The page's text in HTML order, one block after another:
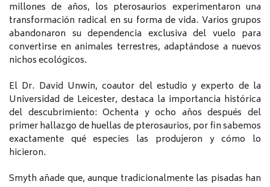
millones de años, los pterosaurios experimentaron una
transformación radical en su forma de vida. Varios grupos
abandonaron su dependencia exclusiva del vuelo para
convertirse en animales terrestres, adaptándose a nuevos
nichos ecológicos.
El Dr. David Unwin, coautor del estudio y experto de la
Universidad de Leicester, destaca la importancia histórica
del descubrimiento: Ochenta y ocho años después del
primer hallazgo de huellas de pterosaurios, por fin sabemos
exactamente qué especies las produjeron y cómo lo
hicieron.
Smyth añade que, aunque tradicionalmente las pisadas han